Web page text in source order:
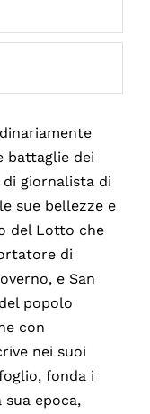
battaglie dei
giornalista di
sue bellezze e
del Lotto che
di
e San
popolo
con
nei suoi
fonda i
epoca,